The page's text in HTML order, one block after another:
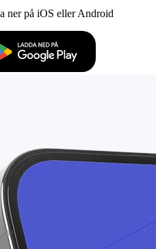
ner på iOS eller Android